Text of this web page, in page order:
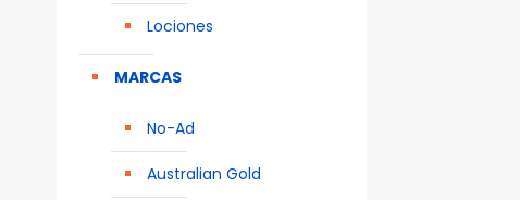
Lociones
MARCAS
No-Ad
Australian Gold